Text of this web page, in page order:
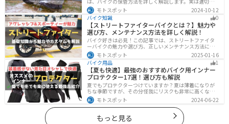
保管しなければ、バイクの状態を悪化させる恐れがあり
ます。記事を参考にすれば、バイクを状態良く長持ちさ
せることが可能です。
モトスポット
2024-10-12
バイク知識
0
【ストリートファイターバイクとは？】魅力や
選び方、メンテナンス方法を詳しく解説！
バイク好きは必見！この記事では、ストリートファイタ
ーバイクの魅力や選び方、正しいメンテナンス方法につ
いて解説しています。実はストリートファイターバイク
は、個性的なデザインと高い走行性能が魅力です。この
記事を読めば、ストリートファイターバイクの魅力がわ
かります。
モトスポット
2025-01-16
バイク用品
1
【夏も快適】最強のおすすめバイク用インナー
プロテクター17選！選び方も解説
夏でもプロテクターつけていますか？夏は薄着になりが
ちな季節ですが、その分怪我にリスクも非常に高くなり
ます。夏こそプロテクターをつけるようにしましょう。通
気性や速乾性に優れたインナープロテクターであれば夏
場でも快適に使用できます。今回は快適なインナープロ
テクターをまとめて紹介します。
モトスポット 2024-06-22
もっと見る